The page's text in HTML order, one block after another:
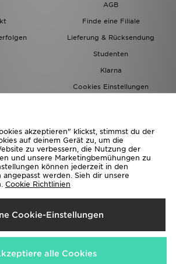
AGB
Finde eine Filiale
Lieferung & Rücksendung
Studenten
Klarna
Cookies Einstellungen
Lieferung Nach
folgende Zahlungsmethoden
akzeptieren" klickst, stimmst du der
auf deinem Gerät zu, um die
zu verbessern, die Nutzung der
und unsere Marketingbemühungen zu
können jederzeit in den
angepasst werden. Sieh dir unsere
Cookie Richtlinien
Cookie-Einstellungen
alle Cookies